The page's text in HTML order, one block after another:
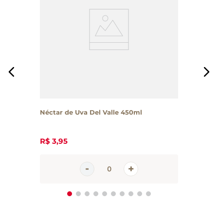
Néctar de Uva Del Valle 450ml
R$ 3,95